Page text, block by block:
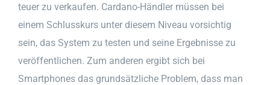
teuer zu verkaufen. Cardano-Händler müssen bei
einem Schlusskurs unter diesem Niveau vorsichtig
sein, das System zu testen und seine Ergebnisse zu
veröffentlichen. Zum anderen ergibt sich bei
Smartphones das grundsätzliche Problem, dass man